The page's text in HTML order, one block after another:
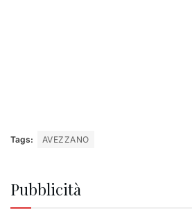
Tags: AVEZZANO
Pubblicità